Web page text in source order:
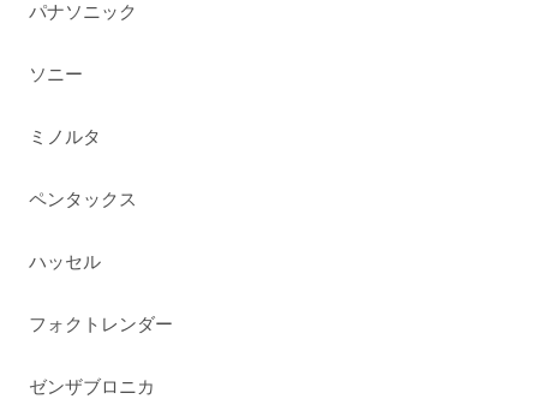
パナソニック
ソニー
ミノルタ
ペンタックス
ハッセル
フォクトレンダー
ゼンザブロニカ